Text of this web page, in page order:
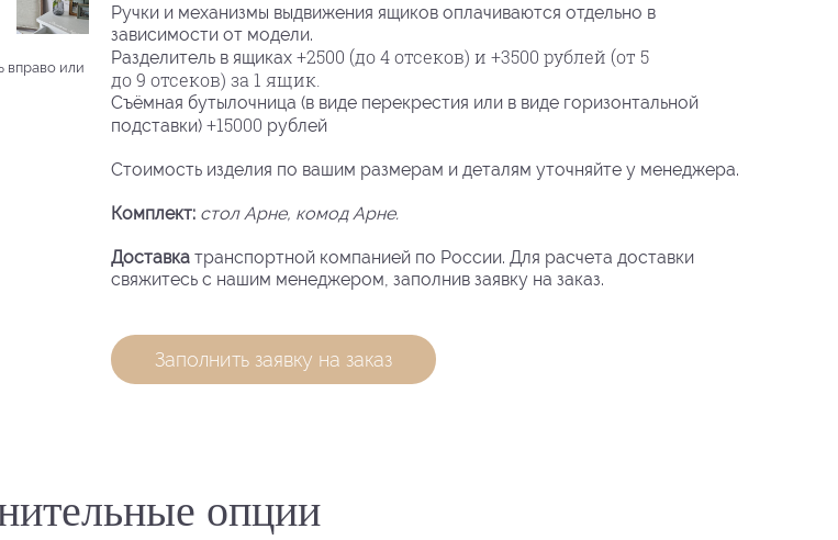
вправо или
Ручки и механизмы выдвижения ящиков оплачиваются отдельно в
зависимости от модели.
Разделитель в ящиках +2500 (до 4 отсеков) и +3500 рублей (от 5
до 9 отсеков) за 1 ящик.
Съёмная бутылочница (в виде перекрестия или в виде горизонтальной
подставки) +15000 рублей
Стоимость изделия по вашим размерам и деталям уточняйте у менеджера.
Комплект: стол Арне, комод Арне.
Доставкатранспортной компанией по России. Для расчета доставки
свяжитесь с нашим менеджером, заполнив заявку на заказ.
Заполнить заявку на заказ
опции